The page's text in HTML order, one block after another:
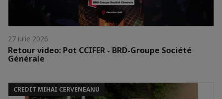
27 iulie 2026
Retour video: Pot CCIFER - BRD-Groupe Société
Générale
CREDIT MIHAI CERVENEANU